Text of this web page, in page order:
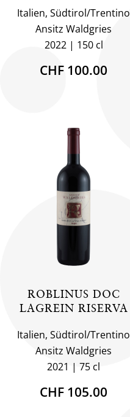
Italien, Südtirol/Trentino
Ansitz Waldgries
2022
150 cl
CHF 100.00
ROBLINUS DOC
LAGREIN RISERVA
Italien, Südtirol/Trentino
Ansitz Waldgries
2021
75 cl
CHF 105.00